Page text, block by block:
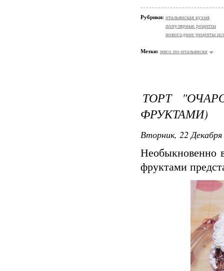
Рубрики: итальянская кухня
популярные рецепты
новогодние рецепты
Метки: мясо по-итальянски
ТОРТ
ФРУКТАМИ)
Вторник, 22
Необыкновенно
фруктами